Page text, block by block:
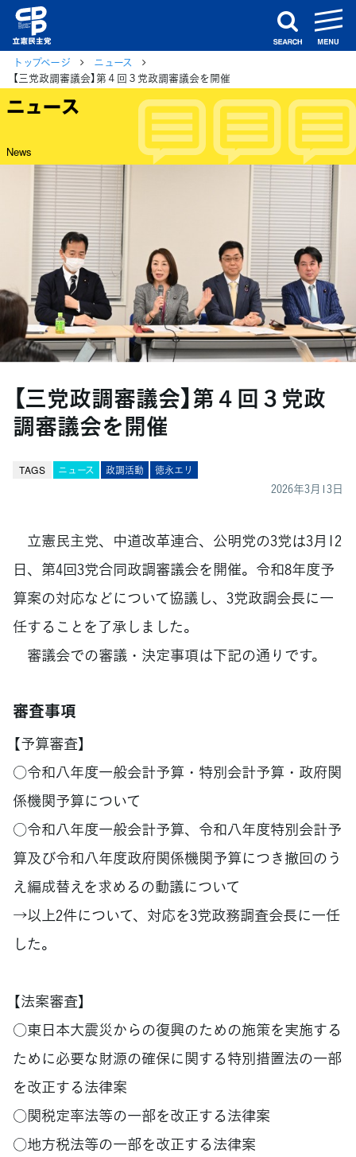
search
トップページ
ニュース
【三党政調審議会】第４回３党政調審議会を開催
ニュース
News
【三党政調審議会】第４回３党政
調審議会を開催
TAGS ニュース 政調活動 徳永エリ
2026年3月13日
立憲民主党、中道改革連合、公明党の3党は3月12
日、第4回3党合同政調審議会を開催。令和8年度予
算案の対応などについて協議し、3党政調会長に一
任することを了承しました。
審議会での審議・決定事項は下記の通りです。
審査事項
【予算審査】
○令和八年度一般会計予算・特別会計予算・政府関
係機関予算について
○令和八年度一般会計予算、令和八年度特別会計予
算及び令和八年度政府関係機関予算につき撤回のう
え編成替えを求めるの動議について
→以上2件について、対応を3党政務調査会長に一任
した。
【法案審査】
○東日本大震災からの復興のための施策を実施する
ために必要な財源の確保に関する特別措置法の一部
を改正する法律案
○関税定率法等の一部を改正する法律案
○地方税法等の一部を改正する法律案